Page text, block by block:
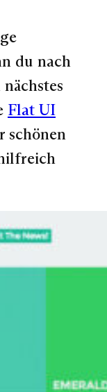
du nach
Flat UI
schönen